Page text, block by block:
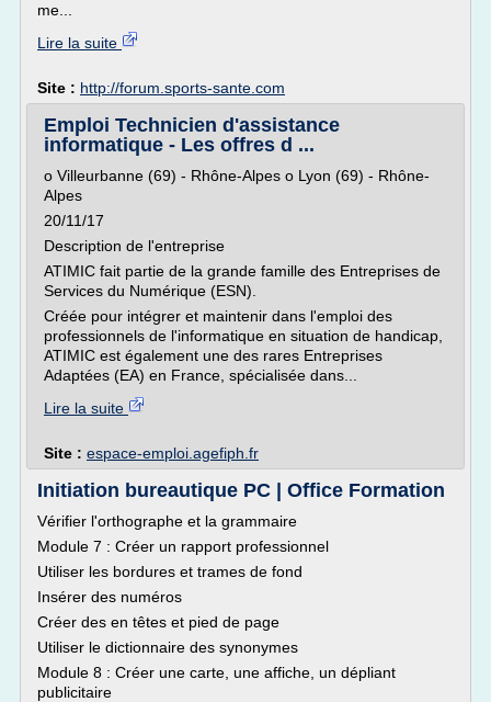
me...
Lire la suite
Site : http://forum.sports-sante.com
Emploi Technicien d'assistance
informatique - Les offres d ...
o Villeurbanne (69) - Rhône-Alpes o Lyon (69) - Rhône-
Alpes
20/11/17
Description de l'entreprise
ATIMIC fait partie de la grande famille des Entreprises de
Services du Numérique (ESN).
Créée pour intégrer et maintenir dans l'emploi des
professionnels de l'informatique en situation de handicap,
ATIMIC est également une des rares Entreprises
Adaptées (EA) en France, spécialisée dans...
Lire la suite
Site : espace-emploi.agefiph.fr
Initiation bureautique PC | Office Formation
Vérifier l'orthographe et la grammaire
Module 7 : Créer un rapport professionnel
Utiliser les bordures et trames de fond
Insérer des numéros
Créer des en têtes et pied de page
Utiliser le dictionnaire des synonymes
Module 8 : Créer une carte, une affiche, un dépliant
publicitaire